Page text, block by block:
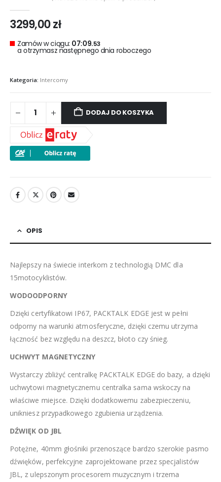
3299,00zł
Zamów w ciągu: 07:09.52
a otrzymasz następnego dnia roboczego
Kategoria: Intercomy
DODAJ DO KOSZYKA
OPIS
Najlepszy na świecie interkom z technologią DMC dla
15motocyklistów.
WODOODPORNY
Dzięki certyfikatowi IP67, PACKTALK EDGE jest w pełni
odporny na warunki atmosferyczne, dzięki czemu utrzyma
łączność bez względu na deszcz, błoto czy śnieg.
UCHWYT MAGNETYCZNY
Wystarczy zbliżyć centralkę PACKTALK EDGE do bazy, a dzięki
uchwytowi magnetycznemu centralka sama wskoczy na
właściwe miejsce. Dzięki dodatkowemu zabezpieczeniu,
unikniesz przypadkowego zgubienia urządzenia.
DŹWIĘK OD JBL
Potężne, 40mm głośniki przenoszące bardzo szerokie pasmo
dźwięków, perfekcyjne zaprojektowane przez specjalistów
JBL, z ulepszonym procesorem muzycznym i trzema